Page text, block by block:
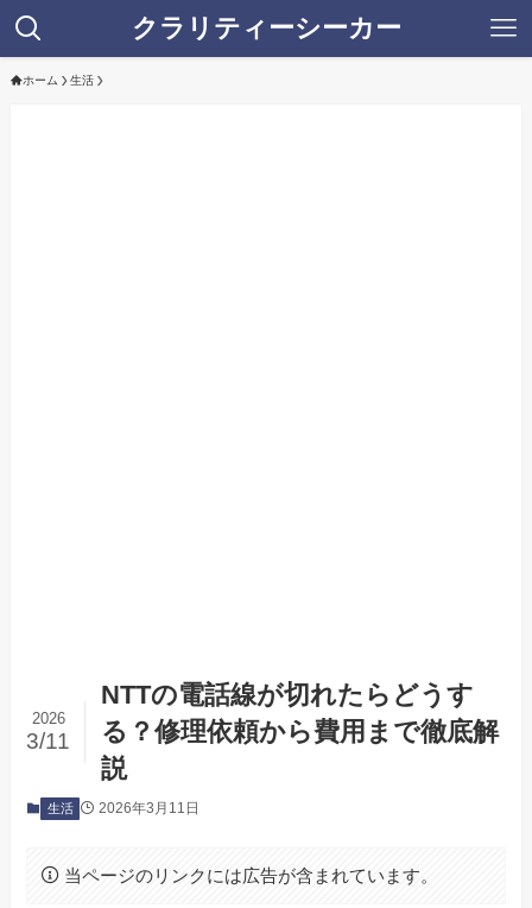
クラリティーシーカー
ホーム 生活
NTTの電話線が切れたらどうす
る？修理依頼から費用まで徹底解
説
2026
3/11
生活 2026年3月11日
当ページのリンクには広告が含まれています。